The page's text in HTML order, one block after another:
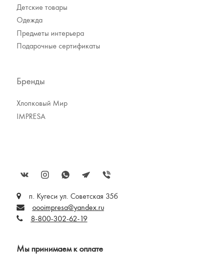
Детские товары
Одежда
Предметы интерьера
Подарочные сертификаты
Бренды
Хлопковый Мир
IMPRESA
п. Кугеси ул. Советская 35б
oooimpresa@yandex.ru
8-800-302-62-19
Мы принимаем к оплате